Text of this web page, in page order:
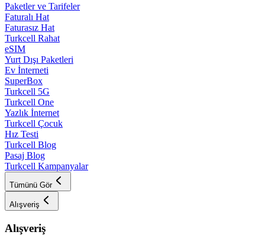
Paketler ve Tarifeler
Faturalı Hat
Faturasız Hat
Turkcell Rahat
eSIM
Yurt Dışı Paketleri
Ev İnterneti
SuperBox
Turkcell 5G
Turkcell One
Yazlık İnternet
Turkcell Çocuk
Hız Testi
Turkcell Blog
Pasaj Blog
Turkcell Kampanyalar
Tümünü Gör
Alışveriş
Alışveriş